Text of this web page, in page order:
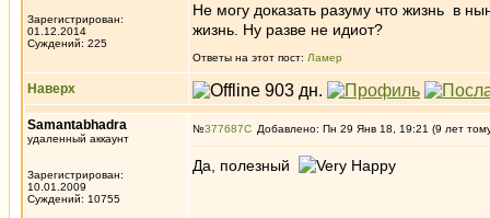
Зарегистрирован:
01.12.2014
Суждений: 225
Не могу доказать разуму что жизнь в
жизнь. Ну разве не идиот?
Ответы на этот пост: Ламер
Наверх
Samantabhadra
удаленный аккаунт
Зарегистрирован:
10.01.2009
Суждений: 10755
№377687 Добавлено: Пн 29 Янв 18, 19:21 (9 лет
Да, полезный